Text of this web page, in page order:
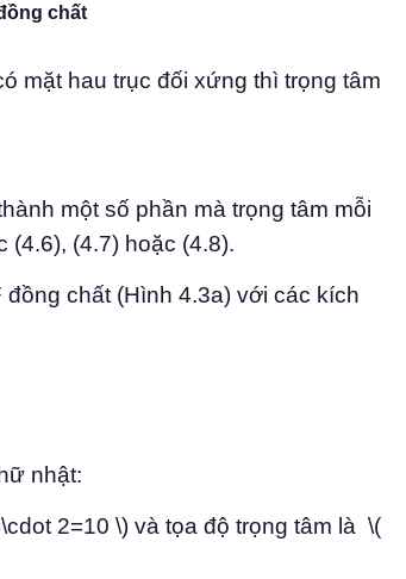
chất
mặt hau trục đối xứng thì trọng tâm
một số phần mà trọng tâm mỗi
(4.6), (4.7) hoặc (4.8).
chất (Hình 4.3a) với các kích
nhật:
2=10 \) và tọa độ trọng tâm là \(